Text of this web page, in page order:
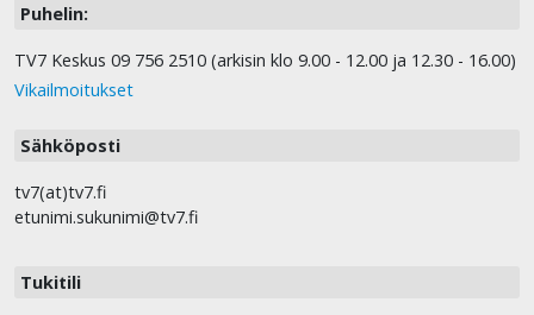
Puhelin:
TV7 Keskus 09 756 2510 (arkisin klo 9.00 - 12.00 ja 12.30 - 16.00)
Vikailmoitukset
Sähköposti
tv7(at)tv7.fi
etunimi.sukunimi@tv7.fi
Tukitili